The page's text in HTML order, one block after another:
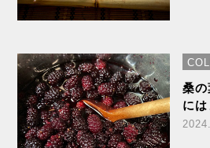
桑
に